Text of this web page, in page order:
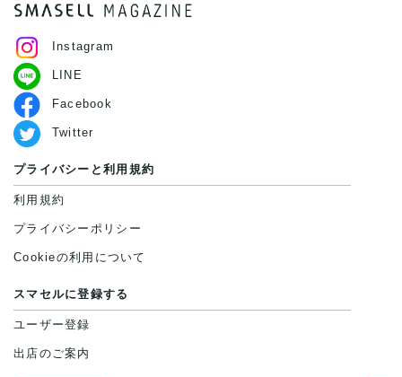
Instagram
LINE
Facebook
Twitter
プライバシーと利用規約
利用規約
プライバシーポリシー
Cookieの利用について
スマセルに登録する
ユーザー登録
出店のご案内